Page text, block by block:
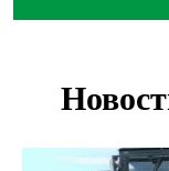
Остановку
Транспортная